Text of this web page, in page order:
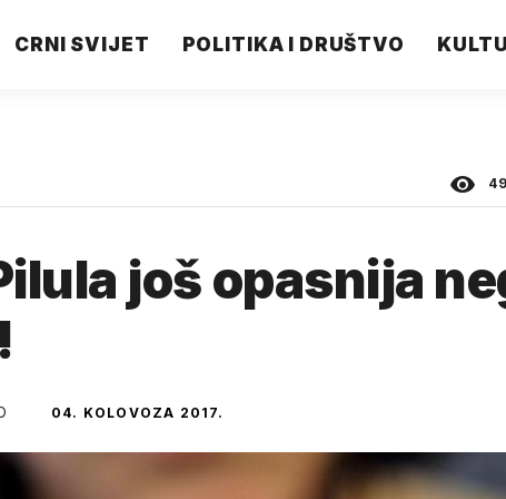
CRNI SVIJET POLITIKA I DRUŠTVO
još opasnija
04. KOLOVOZA 2017.